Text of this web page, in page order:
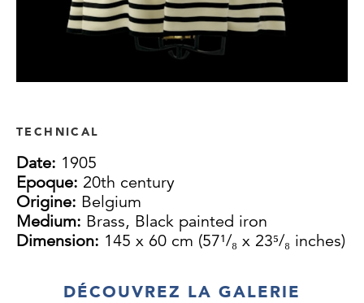
TECHNICAL
Date: 1905
Epoque: 20th century
Origine: Belgium
Medium: Brass, Black painted iron
Dimension: 145 x 60 cm (57¹/₈ x 23⁵/₈ inches)
DÉCOUVREZ LA GALERIE